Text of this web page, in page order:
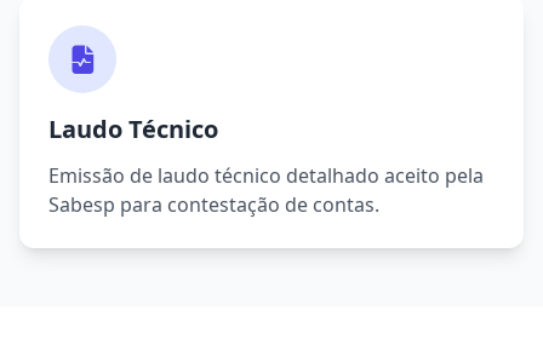
Laudo Técnico
Emissão de laudo técnico detalhado aceito pela
Sabesp para contestação de contas.